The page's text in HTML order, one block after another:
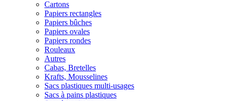
Cartons
Papiers rectangles
Papiers bûches
Papiers ovales
Papiers rondes
Rouleaux
Autres
Cabas, Bretelles
Krafts, Mousselines
Sacs plastiques multi-usages
Sacs à pains plastiques